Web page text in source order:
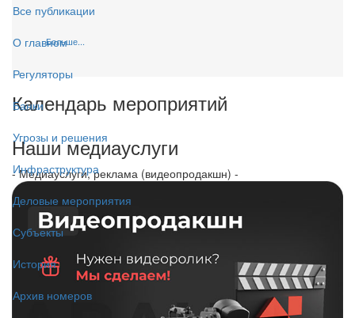
Все публикации
О главном
Регуляторы
Банки
Угрозы и решения
Инфраструктура
Деловые мероприятия
Субъекты
История
Архив номеров
Больше...
Календарь мероприятий
Наши медиауслуги
- Медиауслуги, реклама (видеопродакшн) -